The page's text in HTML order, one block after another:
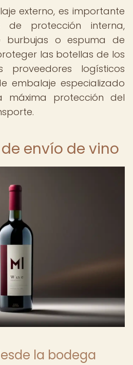
externo, es importante
de protección interna,
burbujas o espuma de
las botellas de los
proveedores logísticos
embalaje especializado
máxima protección del
envío de vino
la bodega